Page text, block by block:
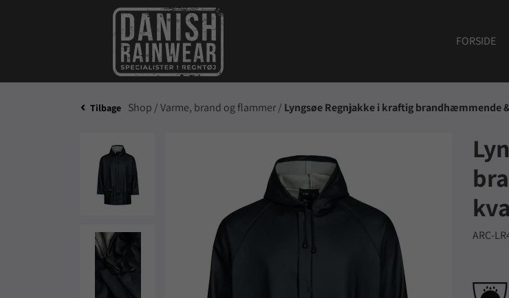
FORSIDE
Tilbage Shop /Varme, brand og flammer / Lyngsøe Regnjakke i kraftig brandhæmmende
ARC-